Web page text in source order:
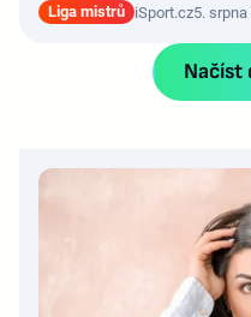
Liga mistrů iSport.cz5.
Načíst